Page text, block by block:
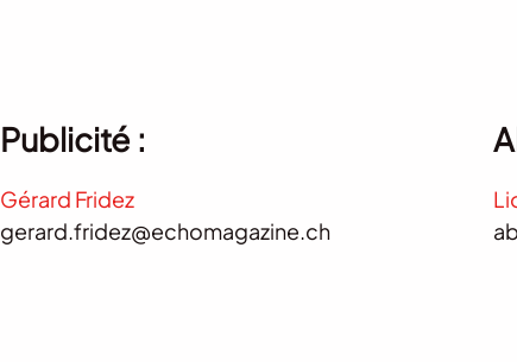
Publicité :
Gérard Fridez
gerard.fridez@echomagazine.ch